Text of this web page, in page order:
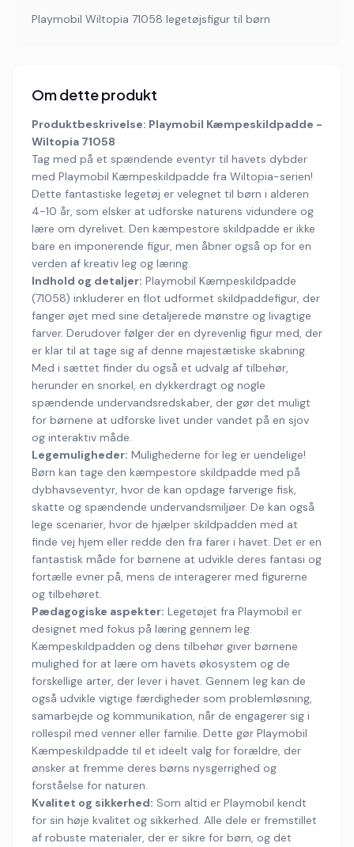
Playmobil Wiltopia 71058 legetøjsfigur til børn
Om dette produkt
Produktbeskrivelse: Playmobil Kæmpeskildpadde -
Wiltopia 71058
Tag med på et spændende eventyr til havets dybder
med Playmobil Kæmpeskildpadde fra Wiltopia-serien!
Dette fantastiske legetøj er velegnet til børn i alderen
4-10 år, som elsker at udforske naturens vidundere og
lære om dyrelivet. Den kæmpestore skildpadde er ikke
bare en imponerende figur, men åbner også op for en
verden af kreativ leg og læring.
Indhold og detaljer: Playmobil Kæmpeskildpadde
(71058) inkluderer en flot udformet skildpaddefigur, der
fanger øjet med sine detaljerede mønstre og livagtige
farver. Derudover følger der en dyrevenlig figur med, der
er klar til at tage sig af denne majestætiske skabning.
Med i sættet finder du også et udvalg af tilbehør,
herunder en snorkel, en dykkerdragt og nogle
spændende undervandsredskaber, der gør det muligt
for børnene at udforske livet under vandet på en sjov
og interaktiv måde.
Legemuligheder: Mulighederne for leg er uendelige!
Børn kan tage den kæmpestore skildpadde med på
dybhavseventyr, hvor de kan opdage farverige fisk,
skatte og spændende undervandsmiljøer. De kan også
lege scenarier, hvor de hjælper skildpadden med at
finde vej hjem eller redde den fra farer i havet. Det er en
fantastisk måde for børnene at udvikle deres fantasi og
fortælle evner på, mens de interagerer med figurerne
og tilbehøret.
Pædagogiske aspekter: Legetøjet fra Playmobil er
designet med fokus på læring gennem leg.
Kæmpeskildpadden og dens tilbehør giver børnene
mulighed for at lære om havets økosystem og de
forskellige arter, der lever i havet. Gennem leg kan de
også udvikle vigtige færdigheder som problemløsning,
samarbejde og kommunikation, når de engagerer sig i
rollespil med venner eller familie. Dette gør Playmobil
Kæmpeskildpadde til et ideelt valg for forældre, der
ønsker at fremme deres børns nysgerrighed og
forståelse for naturen.
Kvalitet og sikkerhed: Som altid er Playmobil kendt
for sin høje kvalitet og sikkerhed. Alle dele er fremstillet
af robuste materialer, der er sikre for børn, og det